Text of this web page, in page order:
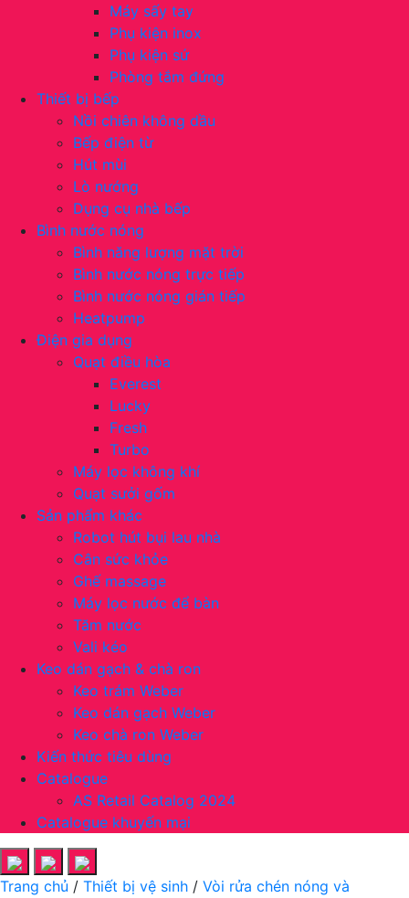
Máy sấy tay
Phụ kiện inox
Phụ kiện sứ
Phòng tắm đứng
Thiết bị bếp
Nồi chiên không dầu
Bếp điện từ
Hút mùi
Lò nướng
Dụng cụ nhà bếp
Bình nước nóng
Bình năng lượng mặt trời
Bình nước nóng trực tiếp
Bình nước nóng gián tiếp
Heatpump
Điện gia dụng
Quạt điều hòa
Everest
Lucky
Fresh
Turbo
Máy lọc không khí
Quạt sưởi gốm
Sản phẩm khác
Robot hút bụi lau nhà
Cân sức khỏe
Ghế massage
Máy lọc nước để bàn
Tăm nước
Vali kéo
Keo dán gạch & chà ron
Keo trám Weber
Keo dán gạch Weber
Keo chà ron Weber
Kiến thức tiêu dùng
Catalogue
AS Retail Catalog 2024
Catalogue khuyến mại
Trang chủ / Thiết bị vệ sinh / Vòi rửa chén nóng và